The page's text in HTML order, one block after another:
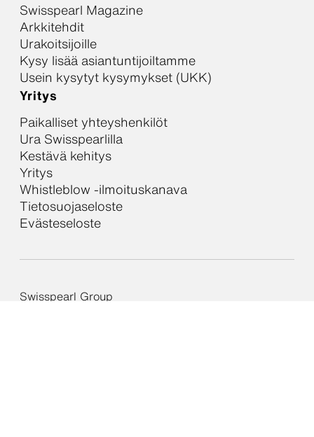
Swisspearl Magazine
Arkkitehdit
Urakoitsijoille
Kysy lisää asiantuntijoiltamme
Usein kysytyt kysymykset (UKK)
Yritys
Paikalliset yhteyshenkilöt
Ura Swisspearlilla
Kestävä kehitys
Yritys
Whistleblow -ilmoituskanava
Tietosuojaseloste
Evästeseloste
Swisspearl Group